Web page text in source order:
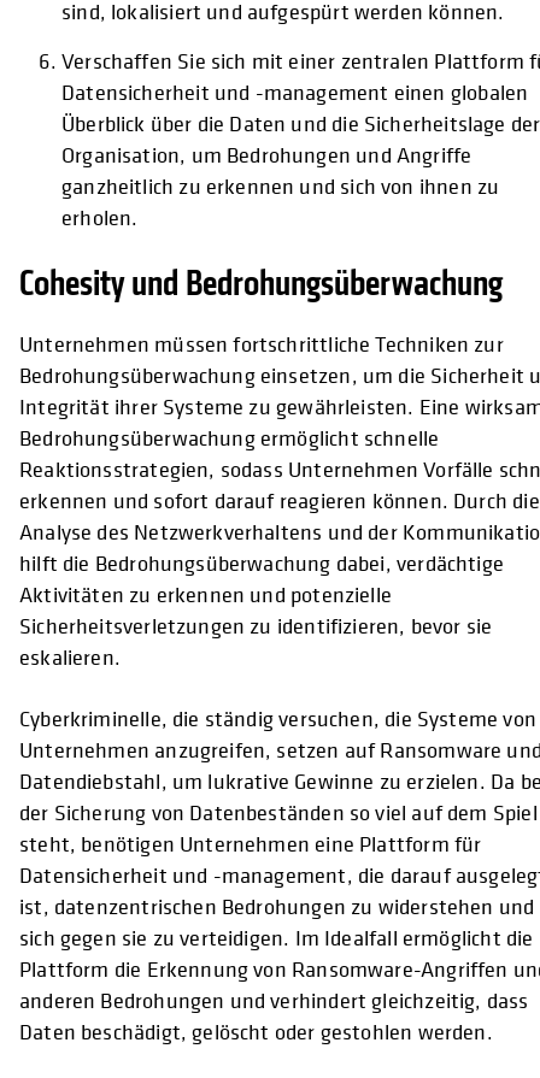
sind, lokalisiert und aufgespürt werden können.
Verschaffen Sie sich mit einer zentralen Plattform
Datensicherheit und -management einen globalen
Überblick über die Daten und die Sicherheitslage der
Organisation, um Bedrohungen und Angriffe
ganzheitlich zu erkennen und sich von ihnen zu
erholen.
Cohesity und Bedrohungsüberwachung
Unternehmen müssen fortschrittliche Techniken zur
Bedrohungsüberwachung einsetzen, um die Sicherheit
Integrität ihrer Systeme zu gewährleisten. Eine
Bedrohungsüberwachung ermöglicht schnelle
Reaktionsstrategien, sodass Unternehmen Vorfälle
erkennen und sofort darauf reagieren können. Durch die
Analyse des Netzwerkverhaltens und der
hilft die Bedrohungsüberwachung dabei, verdächtige
Aktivitäten zu erkennen und potenzielle
Sicherheitsverletzungen zu identifizieren, bevor sie
eskalieren.
Cyberkriminelle, die ständig versuchen, die Systeme von
Unternehmen anzugreifen, setzen auf Ransomware
Datendiebstahl, um lukrative Gewinne zu erzielen. Da
der Sicherung von Datenbeständen so viel auf dem Spiel
steht, benötigen Unternehmen eine Plattform für
Datensicherheit und -management, die darauf
ist, datenzentrischen Bedrohungen zu widerstehen und
sich gegen sie zu verteidigen. Im Idealfall ermöglicht die
Plattform die Erkennung von Ransomware-Angriffen
anderen Bedrohungen und verhindert gleichzeitig, dass
Daten beschädigt, gelöscht oder gestohlen werden.